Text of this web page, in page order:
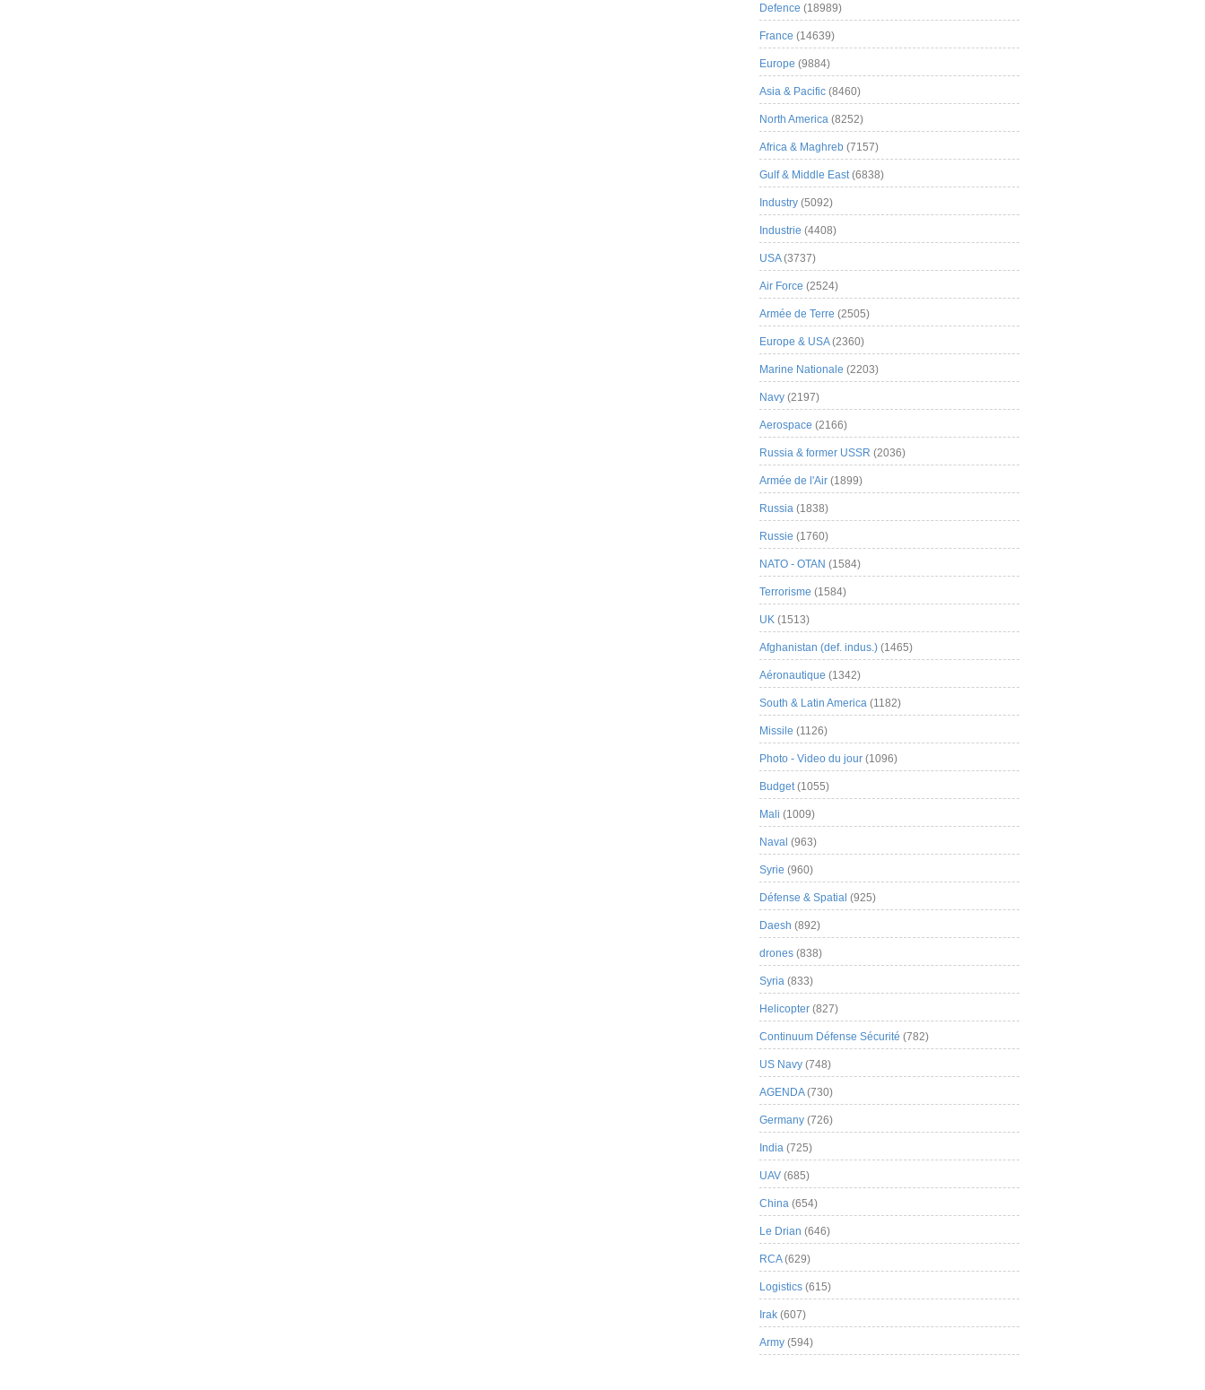
Defence (18989)
France (14639)
Europe (9884)
Asia & Pacific (8460)
North America (8252)
Africa & Maghreb (7157)
Gulf & Middle East(6838)
Industry (5092)
Industrie (4408)
USA(3737)
Air Force (2524)
Armée de Terre (2505)
Europe & USA(2360)
Marine Nationale (2203)
Navy (2197)
Aerospace (2166)
Russia & former USSR (2036)
Armée de l'Air (1899)
Russia (1838)
Russie (1760)
NATO - OTAN (1584)
Terrorisme (1584)
UK (1513)
Afghanistan (def. indus.) (1465)
Aéronautique (1342)
South & Latin America (1182)
Missile (1126)
Photo - Video du jour (1096)
Budget(1055)
Mali (1009)
Naval (963)
Syrie (960)
Défense & Spatial (925)
Daesh (892)
drones (838)
Syria (833)
Helicopter (827)
Continuum Défense Sécurité (782)
US Navy (748)
AGENDA(730)
Germany (726)
India (725)
UAV (685)
China (654)
Le Drian (646)
RCA(629)
Logistics (615)
Irak (607)
Army (594)